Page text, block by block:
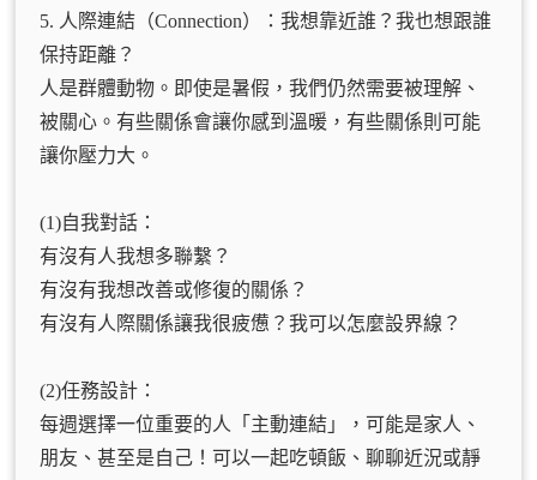
5. 人際連結（Connection）：我想靠近誰？我也想跟誰
保持距離？
人是群體動物。即使是暑假，我們仍然需要被理解、
被關心。有些關係會讓你感到溫暖，有些關係則可能
讓你壓力大。
(1)自我對話：
有沒有人我想多聯繫？
有沒有我想改善或修復的關係？
有沒有人際關係讓我很疲憊？我可以怎麼設界線？
(2)任務設計：
每週選擇一位重要的人「主動連結」，可能是家人、
朋友、甚至是自己！可以一起吃頓飯、聊聊近況或靜